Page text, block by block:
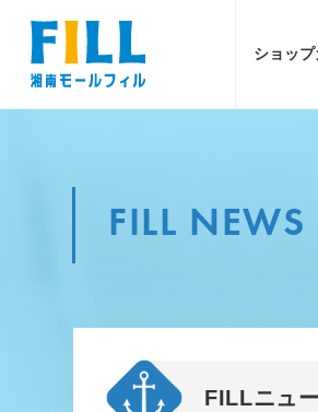
ショップ
FILL NEWS
FILLニュ